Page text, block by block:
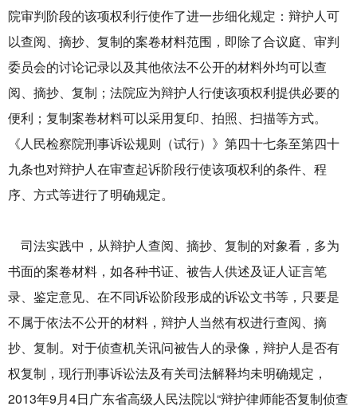
院审判阶段的该项权利行使作了进一步细化规定：辩护人可
以查阅、摘抄、复制的案卷材料范围，即除了合议庭、审判
委员会的讨论记录以及其他依法不公开的材料外均可以查
阅、摘抄、复制；法院应为辩护人行使该项权利提供必要的
便利；复制案卷材料可以采用复印、拍照、扫描等方式。
《人民检察院刑事诉讼规则（试行）》第四十七条至第四十
九条也对辩护人在审查起诉阶段行使该项权利的条件、程
序、方式等进行了明确规定。
司法实践中，从辩护人查阅、摘抄、复制的对象看，多为
书面的案卷材料，如各种书证、被告人供述及证人证言笔
录、鉴定意见、在不同诉讼阶段形成的诉讼文书等，只要是
不属于依法不公开的材料，辩护人当然有权进行查阅、摘
抄、复制。对于侦查机关讯问被告人的录像，辩护人是否有
权复制，现行刑事诉讼法及有关司法解释均未明确规定，
2013年9月4日广东省高级人民法院以“辩护律师能否复制侦查